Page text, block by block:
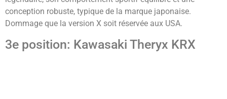
conception robuste, typique de la marque japonaise.
Dommage que la version X soit réservée aux USA.
3e position: Kawasaki Theryx KRX